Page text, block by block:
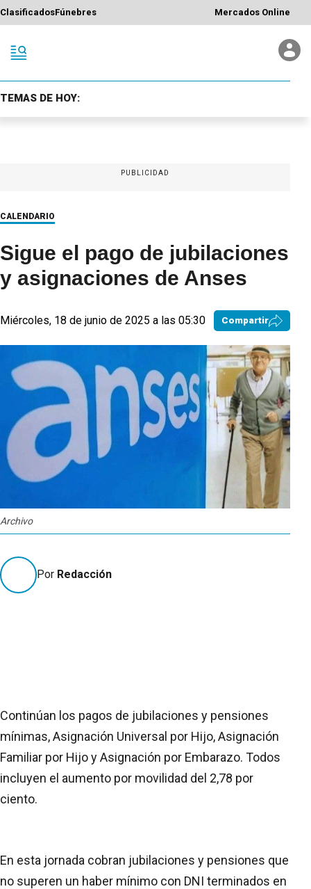
ClasificadosFúnebres Mercados Online
TEMAS DE HOY:
PUBLICIDAD
CALENDARIO
Sigue el pago de jubilaciones
y asignaciones de Anses
Miércoles, 18 de junio de 2025 a las 05:30 Compartir
Archivo
Por Redacción
Continúan los pagos de jubilaciones y pensiones
mínimas, Asignación Universal por Hijo, Asignación
Familiar por Hijo y Asignación por Embarazo. Todos
incluyen el aumento por movilidad del 2,78 por
ciento.
En esta jornada cobran jubilaciones y pensiones que
no superen un haber mínimo con DNI terminados en